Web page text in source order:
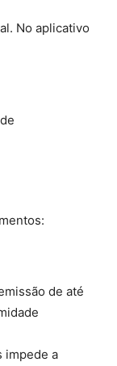
No aplicativo
de até
impede a